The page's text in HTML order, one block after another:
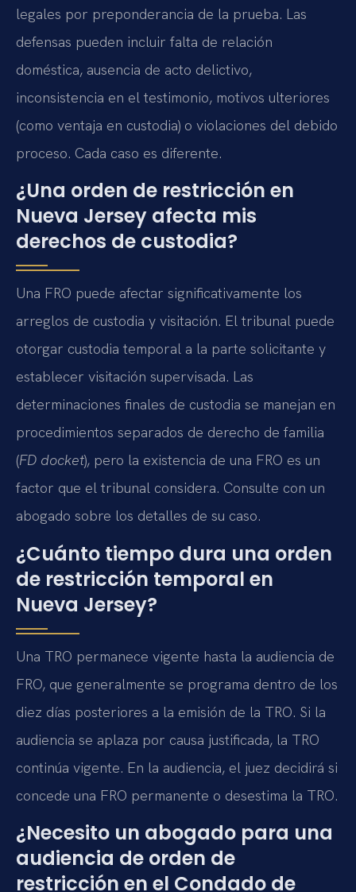
legales por preponderancia de la prueba. Las
defensas pueden incluir falta de relación
doméstica, ausencia de acto delictivo,
inconsistencia en el testimonio, motivos ulteriores
(como ventaja en custodia) o violaciones del debido
proceso. Cada caso es diferente.
¿Una orden de restricción en
Nueva Jersey afecta mis
derechos de custodia?
Una FRO puede afectar significativamente los
arreglos de custodia y visitación. El tribunal puede
otorgar custodia temporal a la parte solicitante y
establecer visitación supervisada. Las
determinaciones finales de custodia se manejan en
procedimientos separados de derecho de familia
(FD docket), pero la existencia de una FRO es un
factor que el tribunal considera. Consulte con un
abogado sobre los detalles de su caso.
¿Cuánto tiempo dura una orden
de restricción temporal en
Nueva Jersey?
Una TRO permanece vigente hasta la audiencia de
FRO, que generalmente se programa dentro de los
diez días posteriores a la emisión de la TRO. Si la
audiencia se aplaza por causa justificada, la TRO
continúa vigente. En la audiencia, el juez decidirá si
concede una FRO permanente o desestima la TRO.
¿Necesito un abogado para una
audiencia de orden de
restricción en el Condado de